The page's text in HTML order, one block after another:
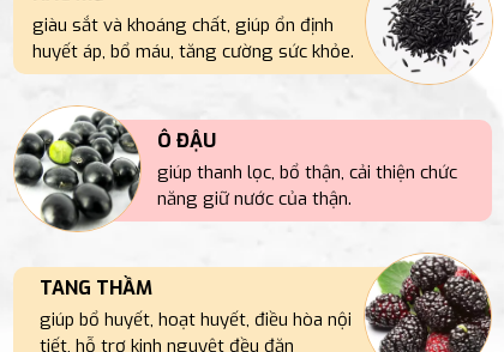
giàu sắt và khoáng chất, giúp ổn định
huyết áp, bổ máu, tăng cường sức khỏe.
Ô ĐẬU
giúp thanh lọc, bổ thận, cải thiện chức
năng giữ nước của thận.
TANG THẦM
giúp bổ huyết, hoạt huyết, điều hòa nội
tiết, hỗ trợ kinh nguyệt đều đặn